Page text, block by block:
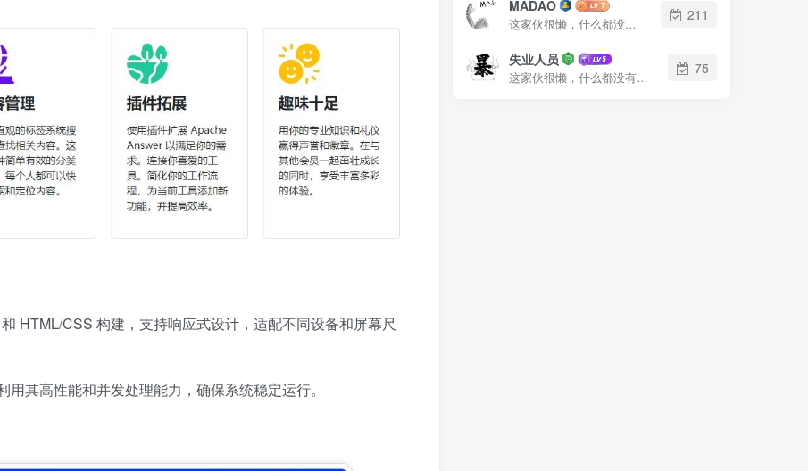
和 HTML/CSS 构建，支持响应式设计，适配不同设备和屏幕尺
用其高性能和并发处理能力，确保系统稳定运行。
MADAO
这家伙很懒，什么都没有写...
211
失业人员
这家伙很懒，什么都没有写...
75